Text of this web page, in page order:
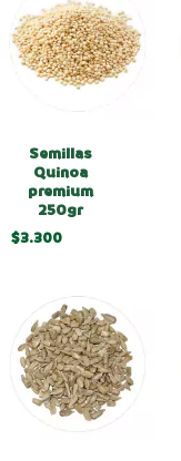
Semillas
Quinoa
premium
250gr
$3.300